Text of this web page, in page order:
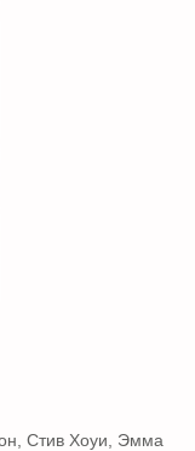
Стив Хоуи, Эмма